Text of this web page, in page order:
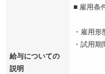
給与についての
説明
■ 雇用条
・雇用
・試用